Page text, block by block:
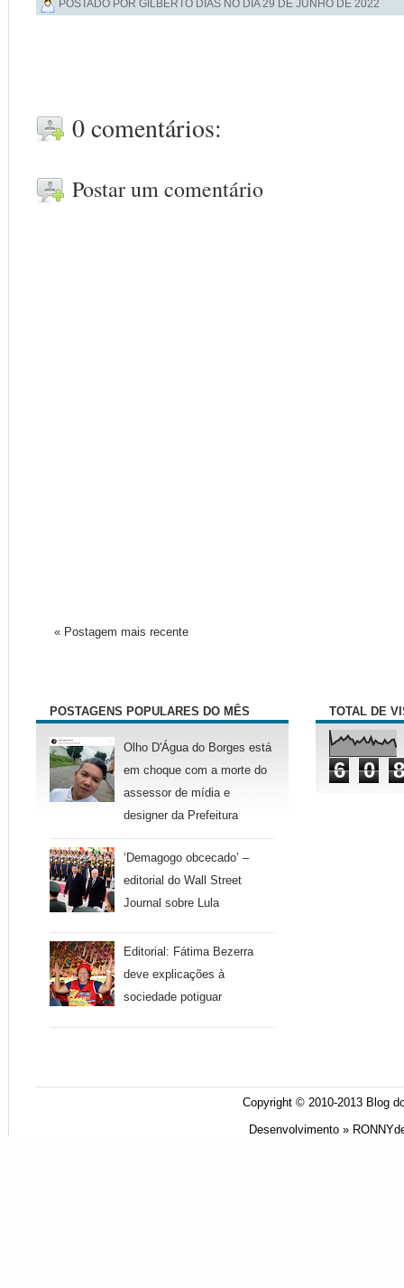
POSTADO POR GILBERTO DIAS NO DIA29 DE JUNHO DE 2022
0 comentários:
Postar um comentário
« Postagem mais recente
POSTAGENS POPULARES DO MÊS
Olho D'Água do Borges está
em choque com a morte do
assessor de mídia e
designer da Prefeitura
‘Demagogo obcecado’ –
editorial do Wall Street
Journal sobre Lula
Editorial: Fátima Bezerra
deve explicações à
sociedade potiguar
TOTAL DE
6 0 8
Copyright © 2010-2013 Blog
Desenvolvimento »